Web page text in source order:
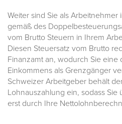
Weiter sind Sie als
gemäß des
vom Brutto Steuern in Ihrem
Diesen Steuersatz vom Brutto
Finanzamt an, wodurch Sie
Einkommens als Grenzgänger
Schweizer Arbeitgeber behält
Lohnauszahlung ein, sodass
erst durch Ihre